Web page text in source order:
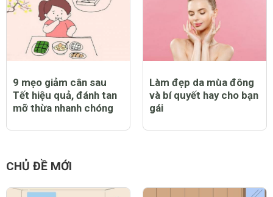
9 mẹo giảm cân sau
Tết hiệu quả, đánh tan
mỡ thừa nhanh chóng
Làm đẹp da mùa đông
và bí quyết hay cho bạn
gái
CHỦ ĐỀ MỚI